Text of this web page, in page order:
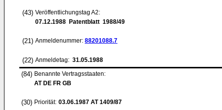
(43) Veröffentlichungstag A2:
07.12.1988 Patentblatt 1988/49
(21) Anmeldenummer: 88201088.7
(22) Anmeldetag: 31.05.1988
(84) Benannte Vertragsstaaten:
AT DE FR GB
(30) Priorität: 03.06.1987 AT 1409/87